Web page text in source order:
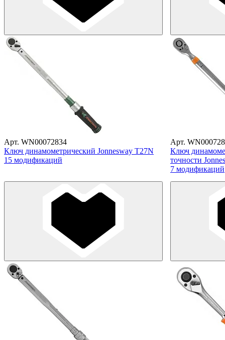
Арт. WN00072834
Ключ динамометрический Jonnesway T27N
15 модификаций
Арт.
Ключ
точности
7 модификаций